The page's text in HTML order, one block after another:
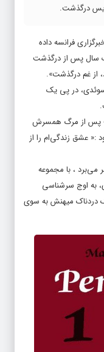
فرانسه داده
سال پس از درگذشت
از غم درگذشت».
سوئدی، در پی یک
پس از مرگ همسرش
بود :« عشق زندگی‌ام را از
در فرانسه به‌سر می‌برد ، با مجموعه
به اوج سرشناسی
دردناک میهنش به سوی